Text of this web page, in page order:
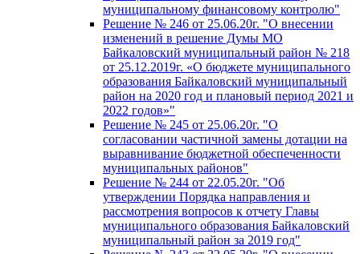
муниципальному финансовому контролю"
Решение № 246 от 25.06.20г. "О внесении
изменений в решение Думы МО
Байкаловский муниципальный район № 218
от 25.12.2019г. «О бюджете муниципального
образования Байкаловский муниципальный
район на 2020 год и плановый период 2021 и
2022 годов»"
Решение № 245 от 25.06.20г. "О
согласовании частичной замены дотации на
выравнивание бюджетной обеспеченности
муниципальных районов"
Решение № 244 от 22.05.20г. "Об
утверждении Порядка направления и
рассмотрения вопросов к отчету Главы
муниципального образования Байкаловский
муниципальный район за 2019 год"